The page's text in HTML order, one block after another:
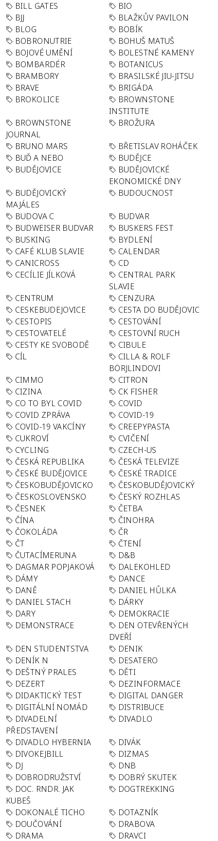
BILL GATES
BIO
BJJ
BLAŽKŮV PAVILON
BLOG
BOBÍK
BOBRONUTRIE
BOHUŠ MATUŠ
BOJOVÉ UMĚNÍ
BOLESTNÉ KAMENY
BOMBARDÉR
BOTANICUS
BRAMBORY
BRASILSKÉ JIU-JITSU
BRAVE
BRIGÁDA
BROKOLICE
BROWNSTONE
INSTITUTE
BROWNSTONE
JOURNAL
BROŽURA
BRUNO MARS
BŘETISLAV ROHÁČEK
BUĎ A NEBO
BUDĚJCE
BUDĚJOVICE
BUDĚJOVICKÉ
EKONOMICKÉ DNY
BUDĚJOVICKÝ
MAJÁLES
BUDOUCNOST
BUDOVA C
BUDVAR
BUDWEISER BUDVAR
BUSKERS FEST
BUSKING
BYDLENÍ
CAFÉ KLUB SLAVIE
CALENDAR
CANICROSS
CD
CECÍLIE JÍLKOVÁ
CENTRAL PARK
SLAVIE
CENTRUM
CENZURA
CESKEBUDEJOVICE
CESTA DO BUDĚJOVIC
CESTOPIS
CESTOVÁNÍ
CESTOVATELÉ
CESTOVNÍ RUCH
CESTY KE SVOBODĚ
CIBULE
CÍL
CILLA & ROLF
BÖRJLINDOVI
CIMMO
CITRON
CIZINA
CK FISHER
CO TO BYL COVID
COVID
COVID ZPRÁVA
COVID-19
COVID-19 VAKCÍNY
CREEPYPASTA
CUKROVÍ
CVIČENÍ
CYCLING
CZECH-US
ČESKÁ REPUBLIKA
ČESKÁ TELEVIZE
ČESKÉ BUDĚJOVICE
ČESKÉ TRADICE
ČESKOBUDĚJOVICKO
ČESKOBUDĚJOVICKÝ
ČESKOSLOVENSKO
ČESKÝ ROZHLAS
ČESNEK
ČETBA
ČÍNA
ČINOHRA
ČOKOLÁDA
ČR
ČT
ČTENÍ
ČUTACÍMERUNA
D&B
DAGMAR POPJAKOVÁ
DALEKOHLED
DÁMY
DANCE
DANĚ
DANIEL HŮLKA
DANIEL STACH
DÁRKY
DARY
DEMOKRACIE
DEMONSTRACE
DEN OTEVŘENÝCH
DVEŘÍ
DEN STUDENTSTVA
DENIK
DENÍK N
DESATERO
DEŠTNÝ PRALES
DĚTI
DEZERT
DEZINFORMACE
DIDAKTICKÝ TEST
DIGITAL DANGER
DIGITÁLNÍ NOMÁD
DISTRIBUCE
DIVADELNÍ
PŘEDSTAVENÍ
DIVADLO
DIVADLO HYBERNIA
DIVÁK
DIVOKEJBILL
DIZMAS
DJ
DNB
DOBRODRUŽSTVÍ
DOBRÝ SKUTEK
DOC. RNDR. JAK
KUBEŠ
DOGTREKKING
DOKONALÉ TICHO
DOTAZNÍK
DOUČOVÁNÍ
DRABOVA
DRAMA
DRAVCI